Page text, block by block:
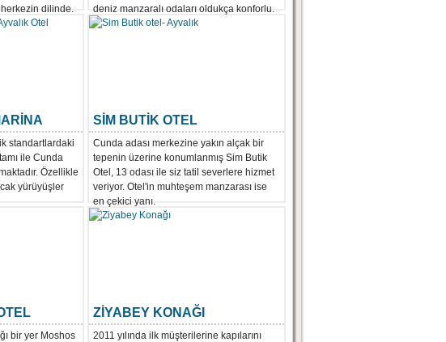
dilinde.
deniz manzaralı odaları oldukça konforlu.
standartlardaki
ile Cunda
Özellikle
yürüyüşler
SİM BUTİK OTEL
Cunda adası merkezine yakın alçak bir
tepenin üzerine konumlanmış Sim Butik
Otel, 13 odası ile siz tatil severlere hizmet
veriyor. Otel'in muhteşem manzarası ise
en çekici yanı.
bir yer Moshos
ZİYABEY KONAĞI
2011 yılında ilk müşterilerine kapılarını